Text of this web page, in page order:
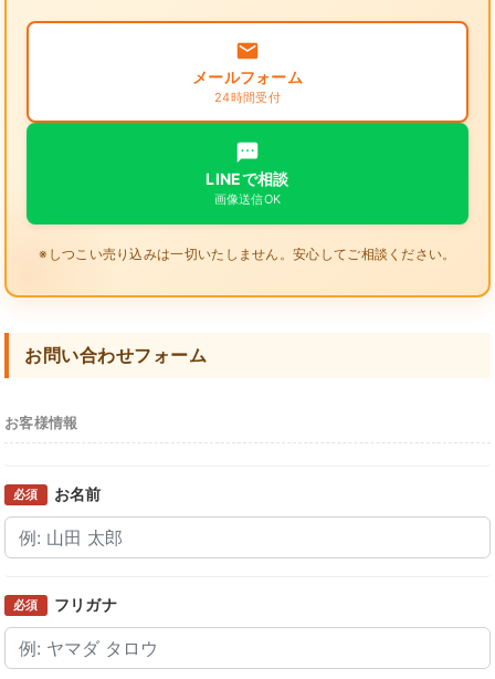
メールフォーム
24時間受付
LINEで相談
画像送信OK
※しつこい売り込みは一切いたしません。安心してご相談ください。
お問い合わせフォーム
お客様情報
必須 お名前
必須 フリガナ